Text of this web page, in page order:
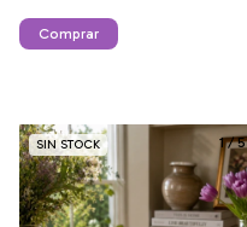
Comprar
1/5
SIN STOCK